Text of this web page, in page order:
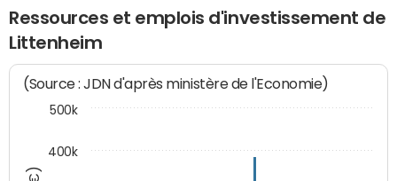
Ressources et emplois d'investissement de
Littenheim
(Source : JDN d'après ministère de l'Economie)
400k
500k